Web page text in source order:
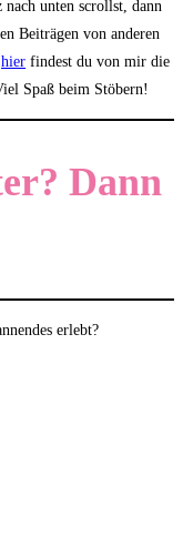
unten scrollst, dann
Beiträgen von anderen
hier findest du von mir die
Spaß beim Stöbern!
Dann
erlebt?